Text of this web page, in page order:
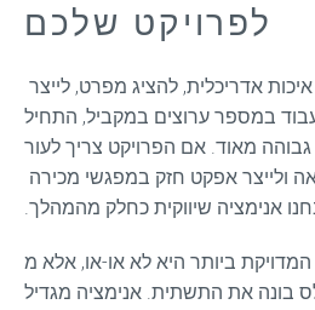
לפרויקט שלכם
במספר ערוצים במקביל, התחיל
מאוד. אם הפרויקט צריך לעור
אנימציה שיווקית כחלק מהמהלך.
ביותר היא לא או-או, אלא מ
בונה את התשתית. אנימציה מגדיל